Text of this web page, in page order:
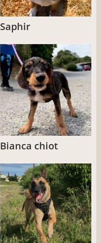
Saphir
Bianca chiot